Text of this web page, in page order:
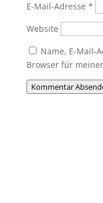
E-Mail-Adresse *
Website
Name, E-Mail-
Browser für
Kommentar